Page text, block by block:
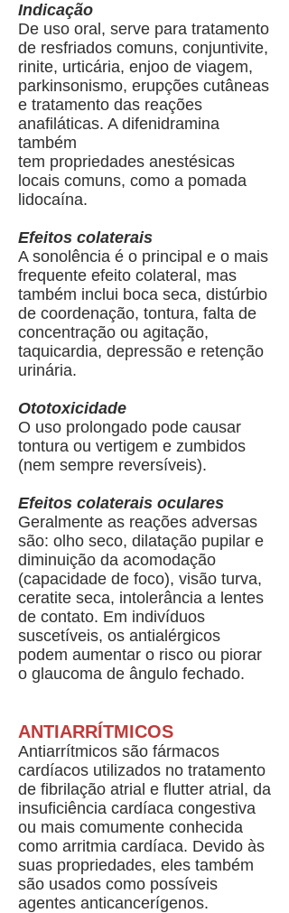
Indicação
De uso oral, serve para tratamento
de resfriados comuns, conjuntivite,
rinite, urticária, enjoo de viagem,
parkinsonismo, erupções cutâneas
e tratamento das reações
anafiláticas. A difenidramina
também
tem propriedades anestésicas
locais comuns, como a pomada
lidocaína.
Efeitos colaterais
A sonolência é o principal e o mais
frequente efeito colateral, mas
também inclui boca seca, distúrbio
de coordenação, tontura, falta de
concentração ou agitação,
taquicardia, depressão e retenção
urinária.
Ototoxicidade
O uso prolongado pode causar
tontura ou vertigem e zumbidos
(nem sempre reversíveis).
Efeitos colaterais oculares
Geralmente as reações adversas
são: olho seco, dilatação pupilar e
diminuição da acomodação
(capacidade de foco), visão turva,
ceratite seca, intolerância a lentes
de contato. Em indivíduos
suscetíveis, os antialérgicos
podem aumentar o risco ou piorar
o glaucoma de ângulo fechado.
ANTIARRÍTMICOS
Antiarrítmicos são fármacos
cardíacos utilizados no tratamento
de fibrilação atrial e flutter atrial, da
insuficiência cardíaca congestiva
ou mais comumente conhecida
como arritmia cardíaca. Devido às
suas propriedades, eles também
são usados como possíveis
agentes anticancerígenos.